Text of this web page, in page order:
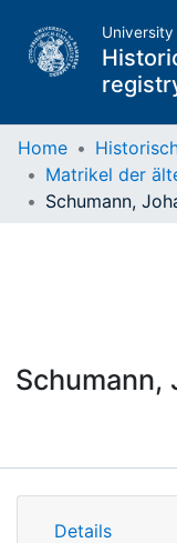
Matrikel
Home
Schumann,
Details